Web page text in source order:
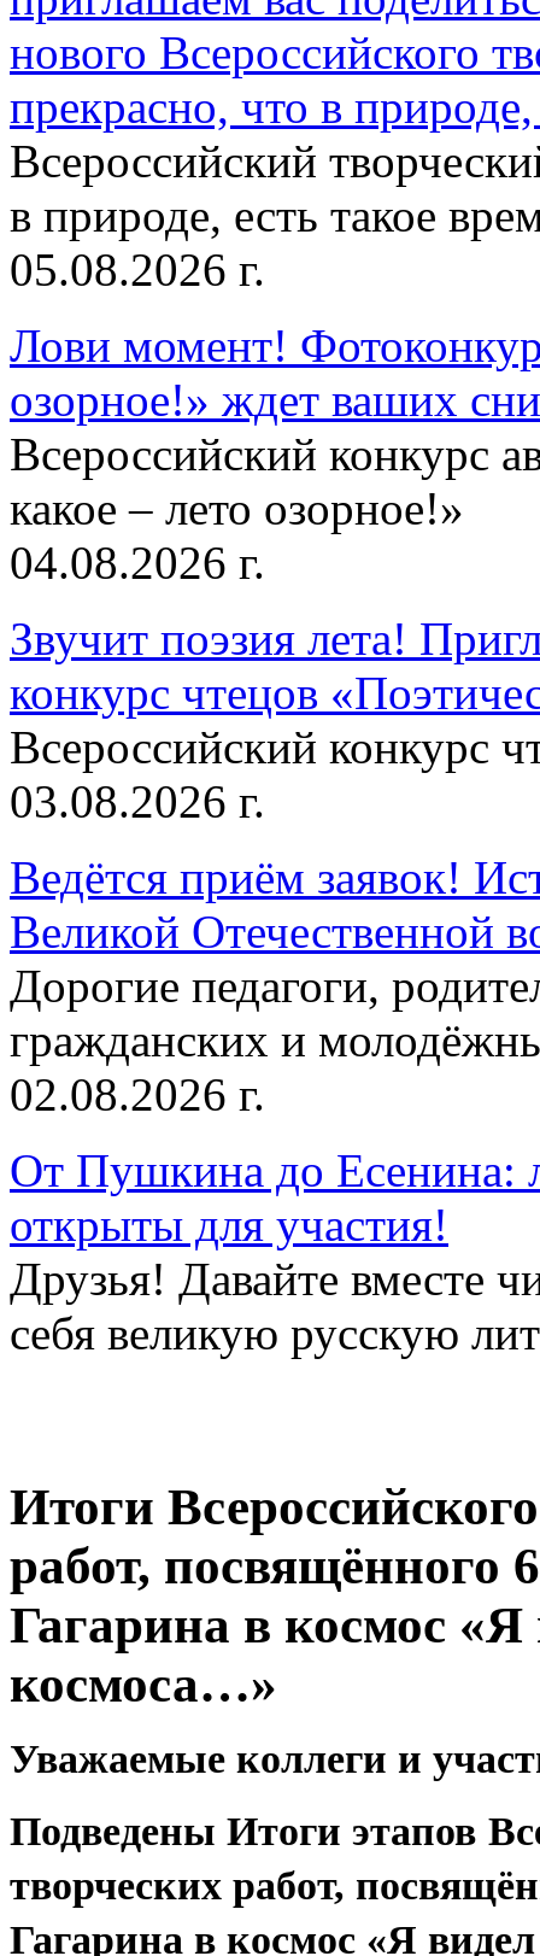
нового Всероссийского
прекрасно, что в
Всероссийский
в природе, есть такое
05.08.2026 г.
Лови момент!
озорное!» ждет ваших
Всероссийский конкурс
какое – лето озорное!»
04.08.2026 г.
Звучит поэзия лета!
конкурс чтецов
Всероссийский конкурс
03.08.2026 г.
Ведётся приём заявок!
Великой Отечественной
Дорогие педагоги,
гражданских и
02.08.2026 г.
От Пушкина до Есенина:
открыты для участия!
Друзья! Давайте вместе
себя великую русскую
Итоги
работ,
Гагарина в космос
космоса…»
Уважаемые коллеги и
Подведены Итоги этапов
творческих работ,
Гагарина в космос «Я